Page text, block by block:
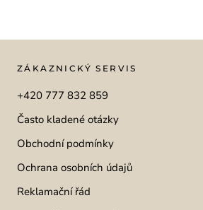
ZÁKAZNICKÝ SERVIS
+420 777 832 859
Často kladené otázky
Obchodní podmínky
Ochrana osobních údajů
Reklamační řád